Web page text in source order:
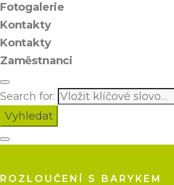
Fotogalerie
Kontakty
Kontakty
Zaměstnanci
Search for:
Vyhledat
ROZLOUČENÍ S BARYKEM